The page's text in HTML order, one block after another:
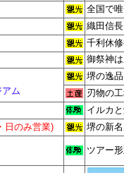
全国で
織田信
千利休
御祭神
ム
堺の逸
刃物の
イルカ
日のみ営業)
堺の新
ツアー